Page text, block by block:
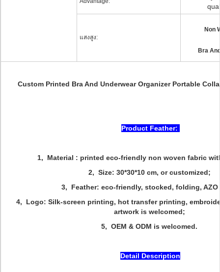
แสงสูง:
Non
Bra
Custom Printed Bra And Underwear Organizer Portable
Product Feather:
1, Material : printed eco-friendly non woven fabric
2, Size: 30*30*10 cm, or customized;
3, Feather: eco-friendly, stocked, folding,
4, Logo: Silk-screen printing, hot transfer printing,
artwork is welcomed;
5, OEM & ODM is welcomed.
Detail Description